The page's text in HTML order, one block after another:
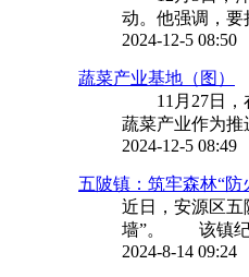
动。他强调，要
2024-12-5 08:50
蔬菜产业基地（图）
11月27日，在
蔬菜产业作为推
2024-12-5 08:49
五陂镇：筑牢森林“防
近日，安源区五
墙”。 该镇纪
2024-8-14 09:24